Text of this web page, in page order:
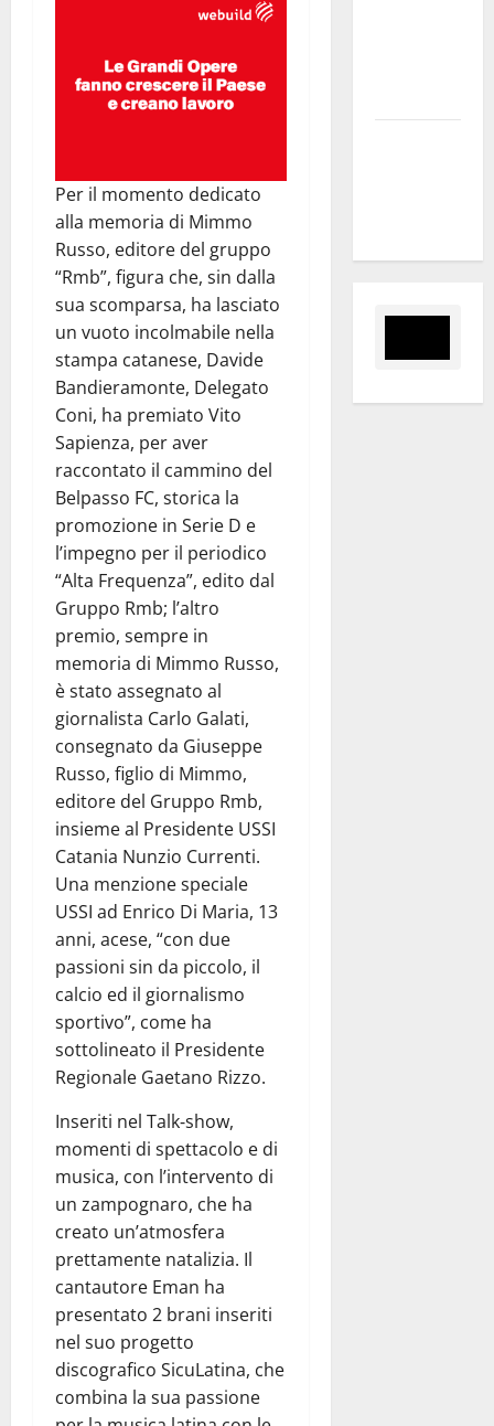
Per il momento dedicato
alla memoria di Mimmo
Russo, editore del gruppo
“Rmb”, figura che, sin dalla
sua scomparsa, ha lasciato
un vuoto incolmabile nella
stampa catanese, Davide
Bandieramonte, Delegato
Coni, ha premiato Vito
Sapienza, per aver
raccontato il cammino del
Belpasso FC, storica la
promozione in Serie D e
l’impegno per il periodico
“Alta Frequenza”, edito dal
Gruppo Rmb; l’altro
premio, sempre in
memoria di Mimmo Russo,
è stato assegnato al
giornalista Carlo Galati,
consegnato da Giuseppe
Russo, figlio di Mimmo,
editore del Gruppo Rmb,
insieme al Presidente USSI
Catania Nunzio Currenti.
Una menzione speciale
USSI ad Enrico Di Maria, 13
anni, acese, “con due
passioni sin da piccolo, il
calcio ed il giornalismo
sportivo”, come ha
sottolineato il Presidente
Regionale Gaetano Rizzo.
Inseriti nel Talk‑show,
momenti di spettacolo e di
musica, con l’intervento di
un zampognaro, che ha
creato un’atmosfera
prettamente natalizia. Il
cantautore Eman ha
presentato 2 brani inseriti
nel suo progetto
discografico SicuLatina, che
combina la sua passione